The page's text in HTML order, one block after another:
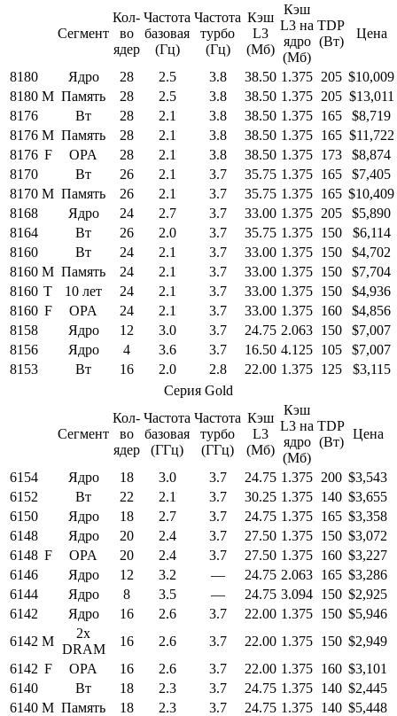
Сегмент
Кол-
во
ядер
Частота
базовая
(Гц)
Частота
турбо
(Гц)
Кэш
L3
(Мб)
Кэш
L3 на
ядро
(Мб)
TDP
(Вт)
Цена
8180 Ядро 28 2.5 3.8 38.50 1.375 205 $10,009
8180 M Память 28 2.5 3.8 38.50 1.375 205 $13,011
8176
Вт 28 2.1 3.8 38.50 1.375 165
$8,719
8176 M Память 28 2.1 3.8 38.50 1.375 165 $11,722
8176 F OPA 28 2.1 3.8 38.50 1.375 173
$8,874
8170
Вт 26 2.1 3.7 35.75 1.375 165
$7,405
8170 M Память 26 2.1 3.7 35.75 1.375 165 $10,409
8168
Ядро 24 2.7 3.7 33.00 1.375 205
$5,890
8164
Вт 26 2.0 3.7 35.75 1.375 150
$6,114
8160
Вт 24 2.1 3.7 33.00 1.375 150
$4,702
8160 M Память 24 2.1 3.7 33.00 1.375 150
$7,704
8160 T 10 лет 24 2.1 3.7 33.00 1.375 150
$4,936
8160 F OPA 24 2.1 3.7 33.00 1.375 160
$4,856
8158
Ядро 12 3.0 3.7 24.75 2.063 150
$7,007
8156
Ядро 4 3.6 3.7 16.50 4.125 105
$7,007
8153
Вт 16 2.0 2.8 22.00 1.375 125
$3,115
Серия Gold
Сегмент
Кол-
во
ядер
Частота
базовая
(ГГц)
Частота
турбо
(ГГц)
Кэш
L3
(Мб)
Кэш
L3 на
ядро
(Мб)
TDP
(Вт)
Цена
6154 Ядро 18 3.0 3.7 24.75 1.375 200 $3,543
6152
Вт 22 2.1 3.7 30.25 1.375 140 $3,655
6150
Ядро 18 2.7 3.7 24.75 1.375 165 $3,358
6148
Ядро 20 2.4 3.7 27.50 1.375 150 $3,072
6148 F OPA 20 2.4 3.7 27.50 1.375 160 $3,227
6146
Ядро 12 3.2 — 24.75 2.063 165 $3,286
6144
Ядро 8 3.5 — 24.75 3.094 150 $2,925
6142
Ядро 16 2.6 3.7 22.00 1.375 150 $5,946
6142 M
2x
DRAM
16 2.6 3.7 22.00 1.375 150 $2,949
6142 F OPA 16 2.6 3.7 22.00 1.375 160 $3,101
6140
Вт 18 2.3 3.7 24.75 1.375 140 $2,445
6140 M Память 18 2.3 3.7 24.75 1.375 140 $5,448